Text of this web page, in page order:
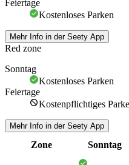
Feiertage
Kostenloses Parken
Mehr Info in der Seety App
Red zone
Sonntag
Kostenloses Parken
Feiertage
Kostenpflichtiges
Mehr Info in der Seety App
Zone Sonntag